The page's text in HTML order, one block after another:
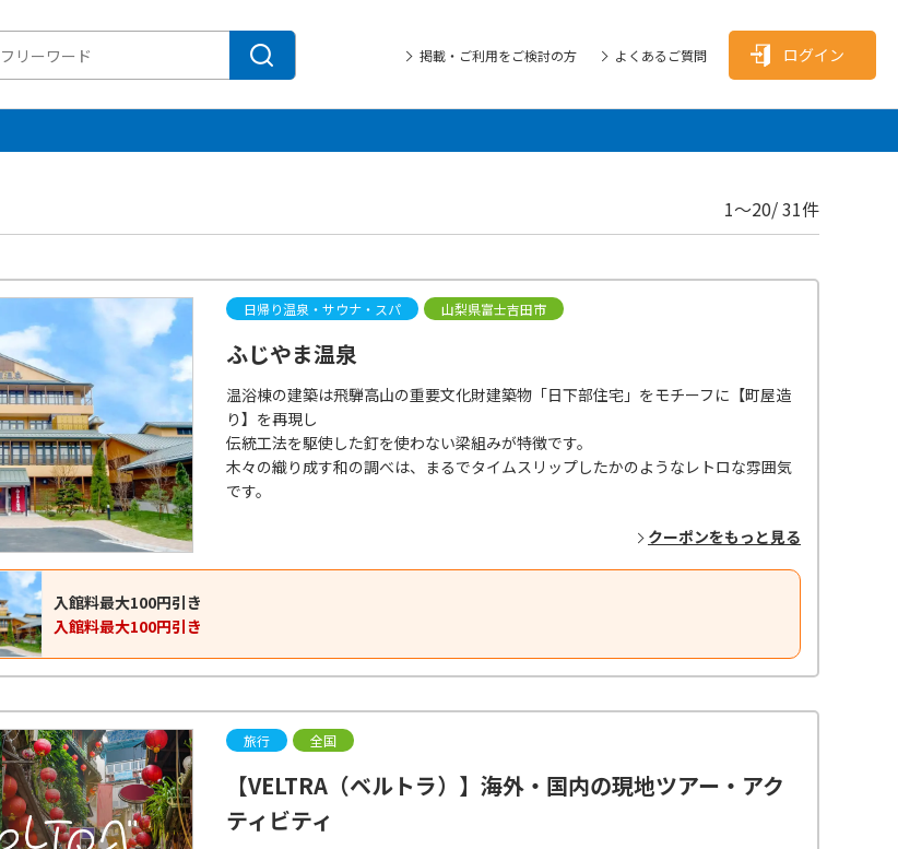
掲載・ご利用をご検討の方 よくあるご質問 ログイン
1〜20/ 31件
日帰り温泉・サウナ・スパ 山梨県富士吉田市
ふじやま温泉
温浴棟の建築は飛騨高山の重要文化財建築物「日下部住宅」をモチーフに【町屋造
り】を再現し
伝統工法を駆使した釘を使わない梁組みが特徴です。
木々の織り成す和の調べは、まるでタイムスリップしたかのようなレトロな雰囲気
です。
クーポンをもっと見る
入館料最大100円引き
入館料最大100円引き
旅行 全国
【VELTRA（ベルトラ）】海外・国内の現地ツアー・アク
ティビティ